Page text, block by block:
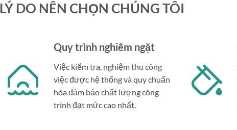
LÝ DO NÊN CHỌN CHÚNG TÔI
Quy trình nghiêm ngặt
Việc kiểm tra, nghiệm thu công
việc được hệ thống và quy chuẩn
hóa đảm bảo chất lượng công
trình đạt mức cao nhất.